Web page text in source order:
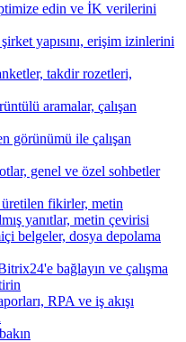
edin ve İK verilerini
yapısını, erişim izinlerini
takdir rozetleri,
aramalar, çalışan
görünümü ile çalışan
genel ve özel sohbetler
fikirler, metin
yanıtlar, metin çevirisi
belgeler, dosya depolama
bağlayın ve çalışma
RPA ve iş akışı